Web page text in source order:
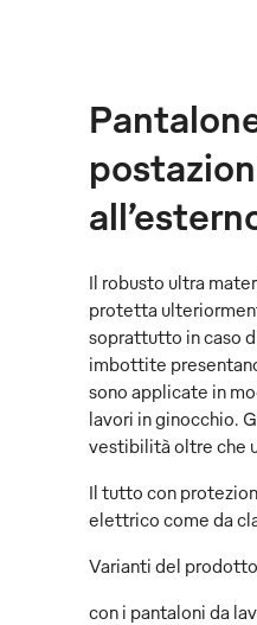
Il robusto ultra
protetta
soprattutto in caso
imbottite
sono applicate in
lavori in ginocchio.
vestibilità oltre che
Il tutto con
elettrico come da
Varianti del
con i pantaloni da